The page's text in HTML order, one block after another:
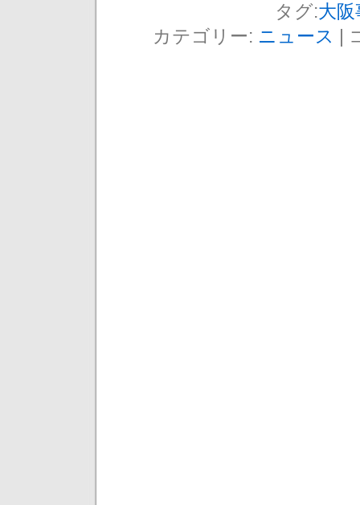
タグ:大阪
カテゴリー: ニュース |